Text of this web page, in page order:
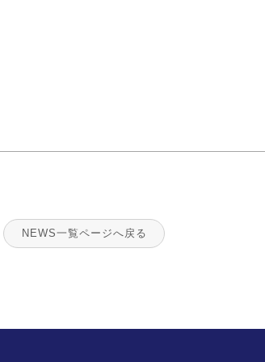
NEWS一覧ページへ戻る